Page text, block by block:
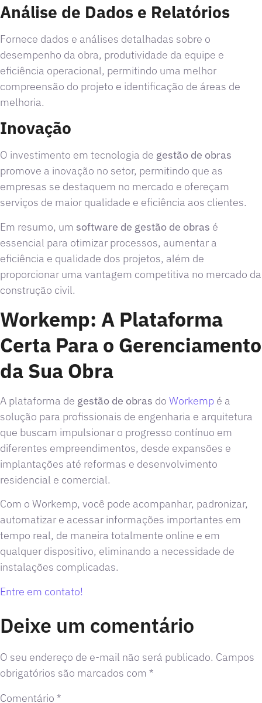
Análise de Dados e Relatórios
Fornece dados e análises detalhadas sobre o
desempenho da obra, produtividade da equipe e
eficiência operacional, permitindo uma melhor
compreensão do projeto e identificação de áreas de
melhoria.
Inovação
O investimento em tecnologia de gestão de obras
promove a inovação no setor, permitindo que as
empresas se destaquem no mercado e ofereçam
serviços de maior qualidade e eficiência aos clientes.
Em resumo, um software de gestão de obras é
essencial para otimizar processos, aumentar a
eficiência e qualidade dos projetos, além de
proporcionar uma vantagem competitiva no mercado da
construção civil.
Workemp: A Plataforma
Certa Para o Gerenciamento
da Sua Obra
A plataforma de gestão de obras do Workemp é a
solução para profissionais de engenharia e arquitetura
que buscam impulsionar o progresso contínuo em
diferentes empreendimentos, desde expansões e
implantações até reformas e desenvolvimento
residencial e comercial.
Com o Workemp, você pode acompanhar, padronizar,
automatizar e acessar informações importantes em
tempo real, de maneira totalmente online e em
qualquer dispositivo, eliminando a necessidade de
instalações complicadas.
Entre em contato!
Deixe um comentário
O seu endereço de e-mail não será publicado. Campos
obrigatórios são marcados com *
Comentário *